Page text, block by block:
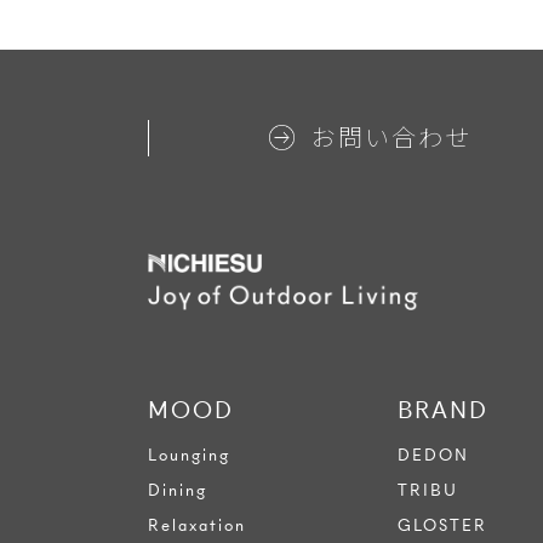
お問い合わせ
MOOD
Lounging
Dining
Relaxation
BRAND
DEDON
TRIBU
GLOSTER